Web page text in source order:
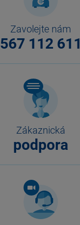
Zavolejte nám
567 112 611
Zákaznická
podpora